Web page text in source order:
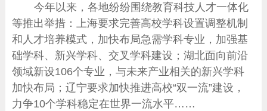
今年以来，各地纷纷围绕教育科技人才一体化
等推出举措：上海要求完善高校学科设置调整机制
和人才培养模式，加快布局急需学科专业，加强基
础学科、新兴学科、交叉学科建设；湖北面向前沿
领域新设106个专业，与未来产业相关的新兴学科
加快布局；辽宁要求加快推进高校“双一流”建设，
力争10个学科稳定在世界一流水平……